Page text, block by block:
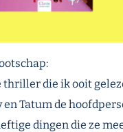
die ik ooit
Tatum de
dingen die ze